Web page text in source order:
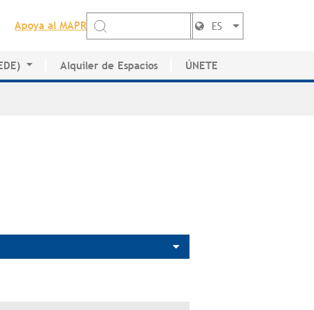
Apoya al MAPR
ES
Alquiler de Espacios ÚNETE